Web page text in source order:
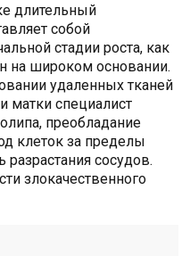
длительный
собой
стадии роста, как
на широком основании.
удаленных тканей
матки специалист
преобладание
клеток за пределы
сосудов.
злокачественного